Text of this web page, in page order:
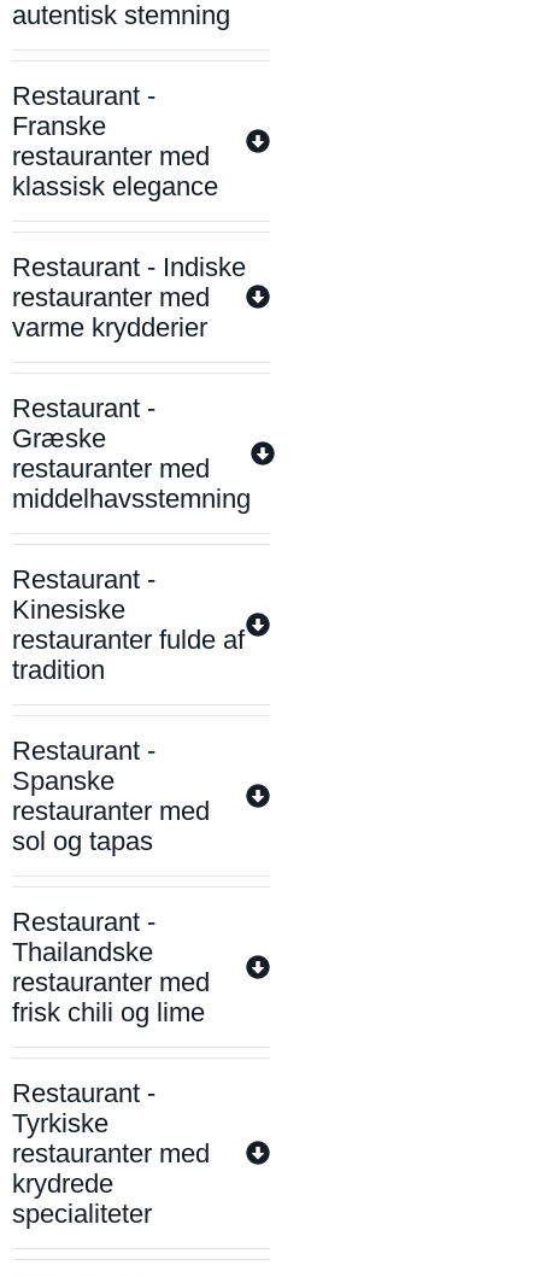
autentisk stemning
Restaurant -
Franske
restauranter med
klassisk elegance
Restaurant - Indiske
restauranter med
varme krydderier
Restaurant -
Græske
restauranter med
middelhavsstemning
Restaurant -
Kinesiske
restauranter fulde af
tradition
Restaurant -
Spanske
restauranter med
sol og tapas
Restaurant -
Thailandske
restauranter med
frisk chili og lime
Restaurant -
Tyrkiske
restauranter med
krydrede
specialiteter